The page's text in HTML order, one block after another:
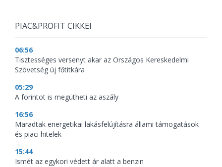
PIAC&PROFIT CIKKEI
06:56
Tisztességes versenyt akar az Országos Kereskedelmi
Szövetség új főtitkára
05:29
A forintot is megütheti az aszály
16:56
Maradtak energetikai lakásfelújításra állami támogatások
és piaci hitelek
15:44
Ismét az egykori védett ár alatt a benzin